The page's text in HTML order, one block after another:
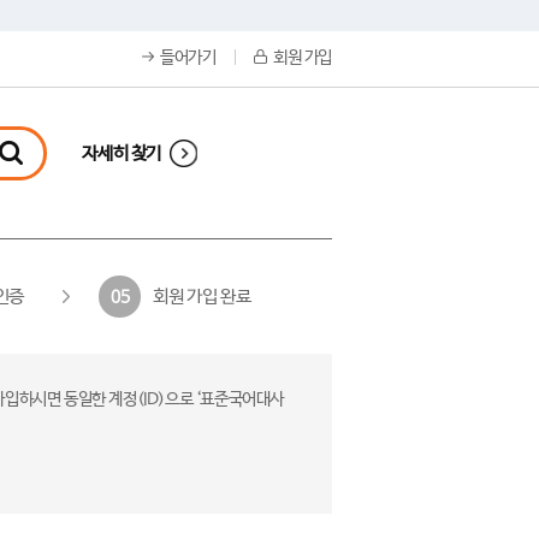
들어가기 회원 가입
자세히 찾기
증 05 회원 가입 완료
하시면 동일한 계정(ID)으로 ‘표준국어대사